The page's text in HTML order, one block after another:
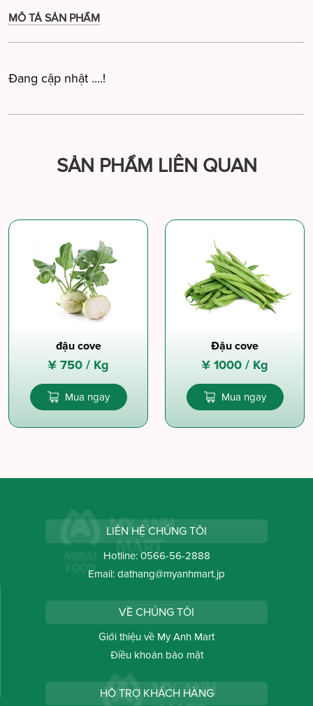
MÔ TẢ SẢN PHẨM
Đang cập nhật ....!
SẢN PHẨM LIÊN QUAN
đậu cove
¥ 750 / Kg
Mua ngay
Đậu cove
¥ 1000 / Kg
Mua ngay
LIÊN HỆ CHÚNG TÔI
Hotline: 0566-56-2888
Email: dathang@myanhmart.jp
VỀ CHÚNG TÔI
Giới thiệu về My Anh Mart
Điều khoản bảo mật
HỖ TRỢ KHÁCH HÀNG